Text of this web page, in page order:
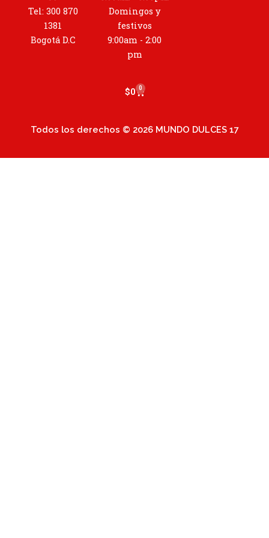
Tel: 300 870
1381
Bogotá D.C
Domingos y
festivos
9:00am - 2:00
pm
$0 0
Cart
Todos los derechos © 2026 MUNDO DULCES 17